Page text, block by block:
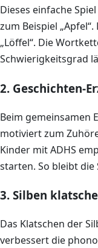
Dieses einfache
zum Beispiel
„Löffel“. Die
Schwierigkeitsgrad
2. Geschichten-
Beim gemeinsamen
motiviert zum
Kinder mit ADHS
starten. So bleibt
3. Silben
Das Klatschen der
verbessert die